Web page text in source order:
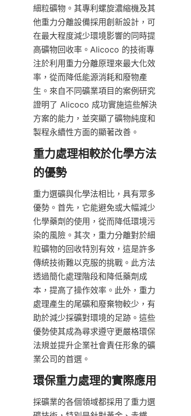
細粒礦物。其專利螺旋濃縮機及其
他重力分離設備採用創新設計，可
在最大程度減少環境影響的同時提
高礦物回收率。Alicoco 的技術專
注於利用重力分離原理來最大化效
率，從而降低能源消耗和廢物產
生。來自不同礦業項目的案例研究
證明了 Alicoco 成功實施這些解決
方案的能力，並突顯了礦物純度和
製程永續性方面的顯著改善。
重力處理相較於化學方法
重力選礦與化學法相比，具有眾多
優勢。首先，它能避免或大幅減少
化學藥劑的使用，從而降低環境污
染的風險。其次，重力分離對於細
粒礦物的回收特別有效，這是許多
傳統技術難以克服的挑戰。此方法
透過簡化處理階段和降低藥劑成
本，提高了操作效率。此外，重力
處理產生的尾礦和廢棄物較少，有
助於減少採礦對環境的足跡。這些
優勢使其成為尋求遵守更嚴格環保
法規並提升企業社會責任形象的礦
業公司的首選。
採礦業的各個領域都採用了重力選